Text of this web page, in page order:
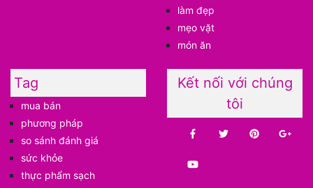
làm đẹp
mẹo vặt
món ăn
Tag
mua bán
phương pháp
so sánh đánh giá
sức khỏe
thực phẩm sạch
Kết nối với chúng
tôi